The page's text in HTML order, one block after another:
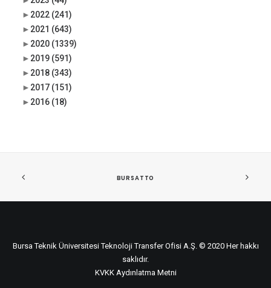
► 2022 (241)
► 2021 (643)
► 2020 (1339)
► 2019 (591)
► 2018 (343)
► 2017 (151)
► 2016 (18)
BURSATTO
Bursa Teknik Üniversitesi Teknoloji Transfer Ofisi A.Ş. © 2020 Her hakkı
saklıdır.
KVKK Aydınlatma Metni